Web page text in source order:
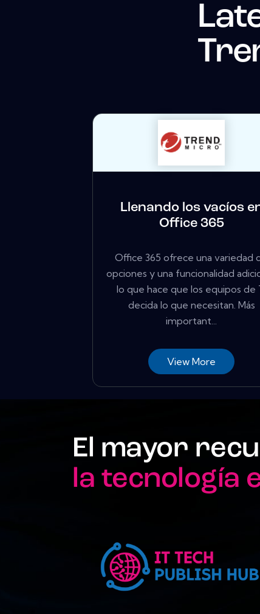
Llenando los vacíos
Office 365
Office 365 ofrece una variedad
opciones y una funcionalidad
lo que hace que los equipos de
decida lo que necesitan. Más
important...
View More
El mayor
la tecnología